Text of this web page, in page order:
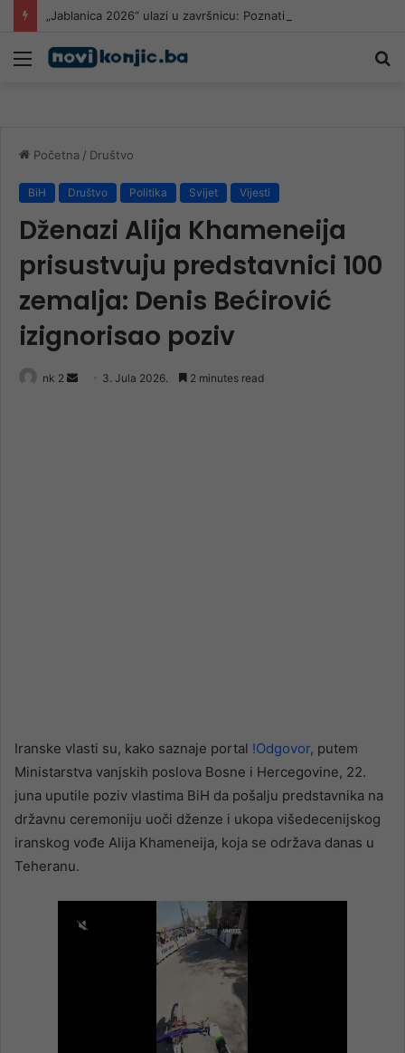
„Jablanica 2026“ ulazi u završnicu: Poznati polufinalisti
Meni
Početna / Društvo
BiH Društvo Politika Svijet Vijesti
Dženazi Alija Khameneija
prisustvuju predstavnici 100
zemalja: Denis Bećirović
izignorisao poziv
nk 2
Send 3. Jula 2026. 2 minutes read
Iranske vlasti su, kako saznaje portal !Odgovor, putem
Ministarstva vanjskih poslova Bosne i Hercegovine, 22.
juna uputile poziv vlastima BiH da pošalju predstavnika na
državnu ceremoniju uoči dženze i ukopa višedecenijskog
iranskog vođe Alija Khameneija, koja se održava danas u
Teheranu.